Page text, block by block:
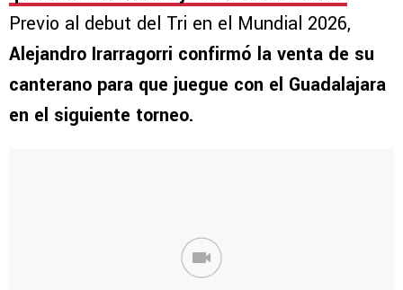
Previo al debut del Tri en el Mundial 2026,
Alejandro Irarragorri confirmó la venta de su
canterano para que juegue con el Guadalajara
en el siguiente torneo.